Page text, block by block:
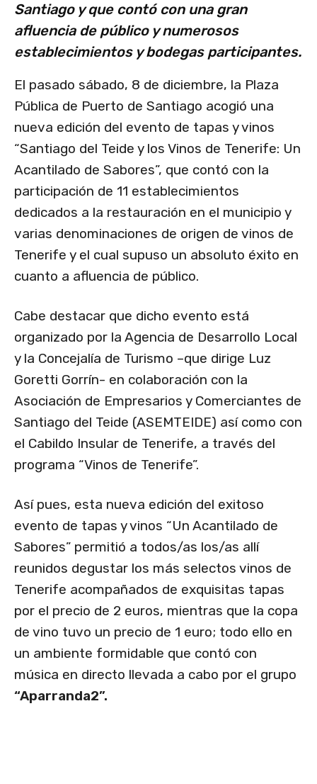
Santiago y que contó con una gran
afluencia de público y numerosos
establecimientos y bodegas participantes.
El pasado sábado, 8 de diciembre, la Plaza
Pública de Puerto de Santiago acogió una
nueva edición del evento de tapas y vinos
“Santiago del Teide y los Vinos de Tenerife: Un
Acantilado de Sabores”, que contó con la
participación de 11 establecimientos
dedicados a la restauración en el municipio y
varias denominaciones de origen de vinos de
Tenerife y el cual supuso un absoluto éxito en
cuanto a afluencia de público.
Cabe destacar que dicho evento está
organizado por la Agencia de Desarrollo Local
y la Concejalía de Turismo –que dirige Luz
Goretti Gorrín- en colaboración con la
Asociación de Empresarios y Comerciantes de
Santiago del Teide (ASEMTEIDE) así como con
el Cabildo Insular de Tenerife, a través del
programa “Vinos de Tenerife”.
Así pues, esta nueva edición del exitoso
evento de tapas y vinos “Un Acantilado de
Sabores” permitió a todos/as los/as allí
reunidos degustar los más selectos vinos de
Tenerife acompañados de exquisitas tapas
por el precio de 2 euros, mientras que la copa
de vino tuvo un precio de 1 euro; todo ello en
un ambiente formidable que contó con
música en directo llevada a cabo por el grupo
“Aparranda2”.